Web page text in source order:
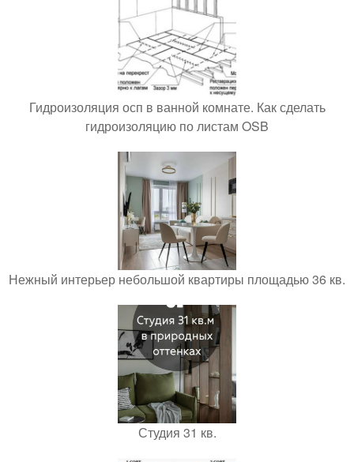
Гидроизоляция осп в ванной комнате. Как сделать
гидроизоляцию по листам OSB
Нежный интерьер небольшой квартиры площадью 36 кв.
Студия 31 кв.